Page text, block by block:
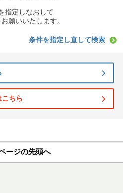
指定しなおして
願いいたします。
条件を指定し直して検索
ちら
ージの先頭へ